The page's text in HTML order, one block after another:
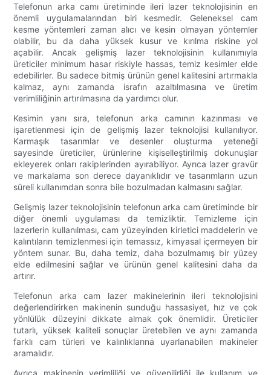
Telefonun arka camı üretiminde ileri lazer teknolojisinin en
önemli uygulamalarından biri kesmedir. Geleneksel cam
kesme yöntemleri zaman alıcı ve kesin olmayan yöntemler
olabilir, bu da daha yüksek kusur ve kırılma riskine yol
açabilir. Ancak gelişmiş lazer teknolojisinin kullanımıyla
üreticiler minimum hasar riskiyle hassas, temiz kesimler elde
edebilirler. Bu sadece bitmiş ürünün genel kalitesini artırmakla
kalmaz, aynı zamanda israfın azaltılmasına ve üretim
verimliliğinin artırılmasına da yardımcı olur.
Kesimin yanı sıra, telefonun arka camının kazınması ve
işaretlenmesi için de gelişmiş lazer teknolojisi kullanılıyor.
Karmaşık tasarımlar ve desenler oluşturma yeteneği
sayesinde üreticiler, ürünlerine kişiselleştirilmiş dokunuşlar
ekleyerek onları rakiplerinden ayırabiliyor. Ayrıca lazer gravür
ve markalama son derece dayanıklıdır ve tasarımların uzun
süreli kullanımdan sonra bile bozulmadan kalmasını sağlar.
Gelişmiş lazer teknolojisinin telefonun arka cam üretiminde bir
diğer önemli uygulaması da temizliktir. Temizleme için
lazerlerin kullanılması, cam yüzeyinden kirletici maddelerin ve
kalıntıların temizlenmesi için temassız, kimyasal içermeyen bir
yöntem sunar. Bu, daha temiz, daha bozulmamış bir yüzey
elde edilmesini sağlar ve ürünün genel kalitesini daha da
artırır.
Telefonun arka cam lazer makinelerinin ileri teknolojisini
değerlendirirken makinenin sunduğu hassasiyet, hız ve çok
yönlülük düzeyini dikkate almak çok önemlidir. Üreticiler
tutarlı, yüksek kaliteli sonuçlar üretebilen ve aynı zamanda
farklı cam türleri ve kalınlıklarına uyarlanabilen makineler
aramalıdır.
Ayrıca makinenin verimliliği ve güvenilirliği ile kullanım ve